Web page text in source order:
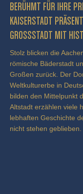
RÜHMT FÜR IHRE
ISERSTADT
OSSSTADT MIT
Stolz blicken die
römische Bäderstadt
Großen zurück. Der
Weltkulturerbe in
bilden den Mittelpunkt
Altstadt erzählen viele
lebhaften Geschichte
nicht stehen geblieben.